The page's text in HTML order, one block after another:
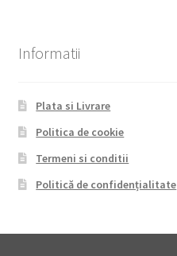
Informatii
Plata si Livrare
Politica de cookie
Termeni si conditii
Politică de confidențialitate